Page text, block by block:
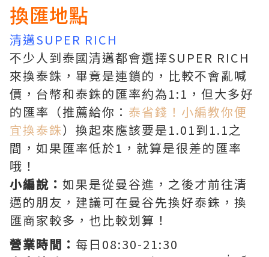
換匯地點
清邁SUPER RICH
不少人到泰國清邁都會選擇SUPER RICH
來換泰銖，畢竟是連鎖的，比較不會亂喊
價，台幣和泰銖的匯率約為1:1，但大多好
的匯率（推薦給你： 泰省錢！小編教你便
宜換泰銖）換起來應該要是1.01到1.1之
間，如果匯率低於1，就算是很差的匯率
哦！
小編說： 如果是從曼谷進，之後才前往清
邁的朋友，建議可在曼谷先換好泰銖，換
匯商家較多，也比較划算！
營業時間： 每日08:30-21:30